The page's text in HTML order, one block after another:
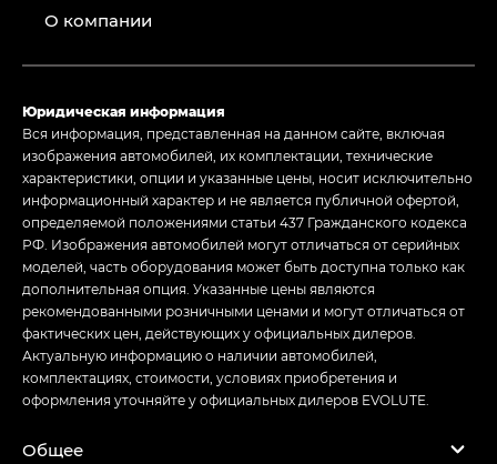
О компании
Юридическая информация
Вся информация, представленная на данном сайте, включая
изображения автомобилей, их комплектации, технические
характеристики, опции и указанные цены, носит исключительно
информационный характер и не является публичной офертой,
определяемой положениями статьи 437 Гражданского кодекса
РФ. Изображения автомобилей могут отличаться от серийных
моделей, часть оборудования может быть доступна только как
дополнительная опция. Указанные цены являются
рекомендованными розничными ценами и могут отличаться от
фактических цен, действующих у официальных дилеров.
Актуальную информацию о наличии автомобилей,
комплектациях, стоимости, условиях приобретения и
оформления уточняйте у официальных дилеров EVOLUTE.
Общее